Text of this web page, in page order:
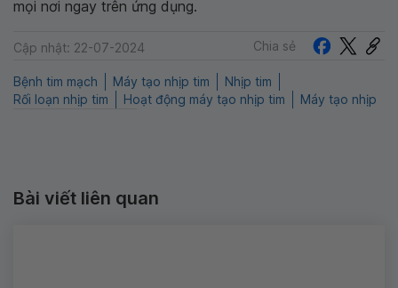
mọi nơi ngay trên ứng dụng.
Cập nhật: 22-07-2024 Chia sẻ
Bệnh tim mạch Máy tạo nhịp tim
Nhịp tim
Rối loạn nhịp tim
Hoạt động máy tạo nhịp tim Máy tạo nhịp
Bài viết liên quan